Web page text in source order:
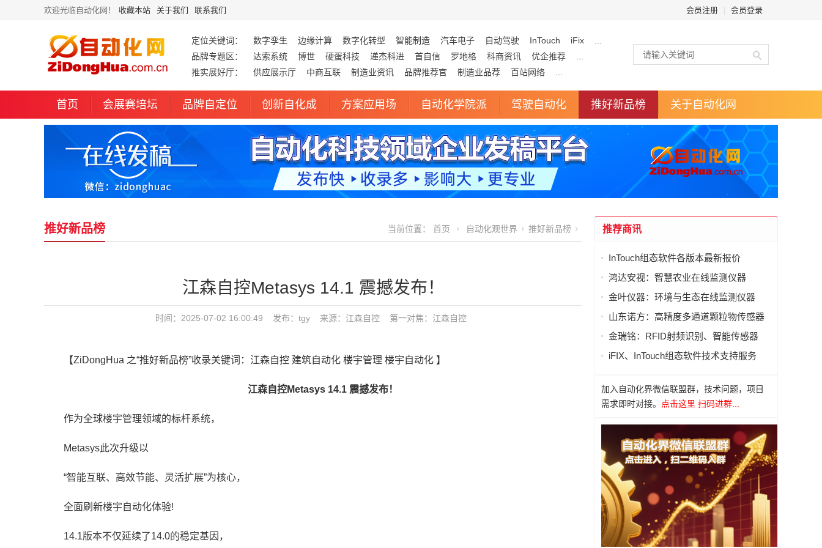
欢迎光临自动化网！ 收藏本站 关于我们 联系我们 会员注册 会员登录
定位关键词： 数字孪生 边缘计算 数字化转型 智能制造 汽车电子 自动驾驶 InTouch iFix
品牌专题区：
达索系统 博世 硬蛋科技 递杰科进 首自信 罗地格 科商资讯 优企推荐
推实展好厅：
供应展示厅 中商互联 制造业资讯 品牌推荐官 制造业品荐 百站网络
首页 会展赛培坛 品牌自定位 创新自化成 方案应用场 自动化学院派 驾驶自动化 推好新品榜 关于自动化网
推好新品榜 当前位置： 首页 自动化观世界 推好新品榜
江森自控Metasys 14.1 震撼发布！
时间：2025-07-02 16:00:49 发布：tgy 来源：江森自控 第一对焦： 江森自控
【ZiDongHua 之“推好新品榜”收录关键词：江森自控 建筑自动化 楼宇管理 楼宇自动化 】
江森自控Metasys 14.1 震撼发布！
作为全球楼宇管理领域的标杆系统，
Metasys此次升级以
“智能互联、高效节能、灵活扩展”为核心，
全面刷新楼宇自动化体验!
14.1版本不仅延续了14.0的稳定基因，
推荐商讯
InTouch组态软件各版本最新报价
鸿达安视：智慧农业在线监测仪器
金叶仪器：环境与生态在线监测仪器
山东诺方：高精度多通道颗粒物传感器
金瑞铭：RFID射频识别、智能传感器
iFIX、InTouch组态软件技术支持服务
加入自动化界微信联盟群，技术问题，项目
需求即时对接。
点击这里 扫码进群...